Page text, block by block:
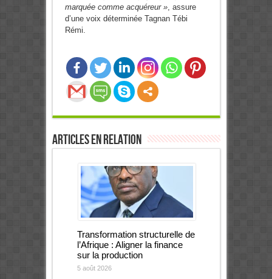
marquée comme acquéreur », assure
d’une voix déterminée Tagnan Tébi
Rémi.
Articles en relation
Transformation structurelle de
l’Afrique : Aligner la finance
sur la production
5 août 2026